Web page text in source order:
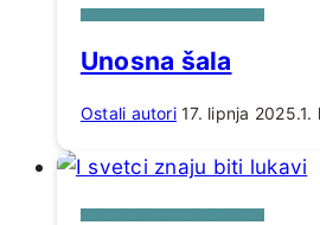
Unosna šala
Ostali autori 17. lipnja 2025.1.